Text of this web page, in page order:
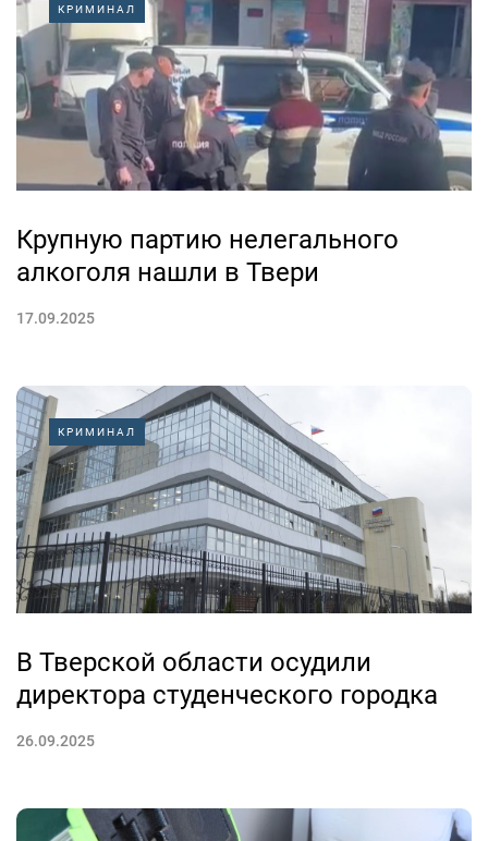
КРИМИНАЛ
Крупную партию нелегального
алкоголя нашли в Твери
17.09.2025
КРИМИНАЛ
В Тверской области осудили
директора студенческого городка
26.09.2025